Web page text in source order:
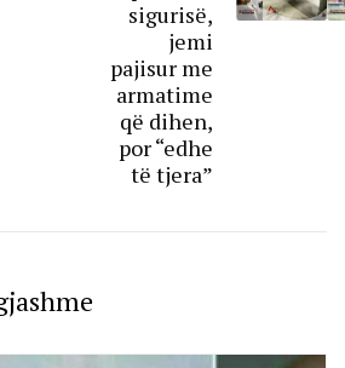
sigurisë,
jemi
pajisur me
armatime
që dihen,
por “edhe
të tjera”